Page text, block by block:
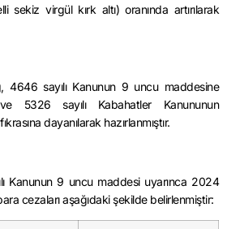
virgül kırk altı) oranında artırılarak
4646 sayılı Kanunun 9 uncu maddesine
5326 sayılı Kabahatler Kanununun
dayanılarak hazırlanmıştır.
Kanunun 9 uncu maddesi uyarınca 2024
cezaları aşağıdaki şekilde belirlenmiştir: